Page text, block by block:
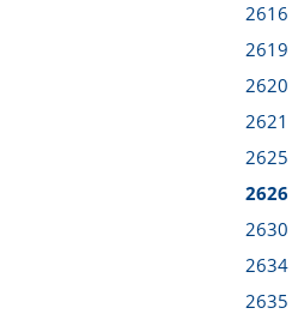
2616
2619
2620
2621
2625
2626
2630
2634
2635